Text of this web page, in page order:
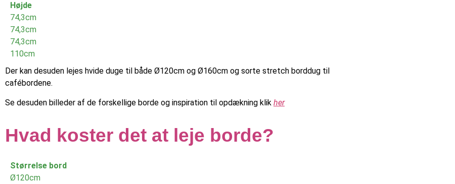
Højde
74,3cm
74,3cm
74,3cm
110cm
Der kan desuden lejes hvide duge til både Ø120cm og Ø160cm og sorte stretch borddug til
cafébordene.
Se desuden billeder af de forskellige borde og inspiration til opdækning klik her
Hvad koster det at leje borde?
Størrelse bord
Ø120cm